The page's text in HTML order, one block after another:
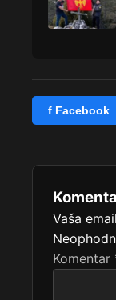
f Facebook
Vaša
Komentar